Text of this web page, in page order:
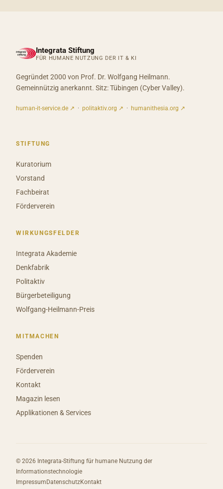
Integrata Stiftung
FÜR HUMANE NUTZUNG DER IT & KI
Gegründet 2000 von Prof. Dr. Wolfgang Heilmann.
Gemeinnützig anerkannt. Sitz: Tübingen (Cyber Valley).
human-it-service.de ↗ · politaktiv.org ↗ · humanithesia.org ↗
STIFTUNG
Kuratorium
Vorstand
Fachbeirat
Förderverein
WIRKUNGSFELDER
Integrata Akademie
Denkfabrik
Politaktiv
Bürgerbeteiligung
Wolfgang-Heilmann-Preis
MITMACHEN
Spenden
Förderverein
Kontakt
Magazin lesen
Applikationen & Services
© 2026 Integrata-Stiftung für humane Nutzung der
Informationstechnologie
ImpressumDatenschutzKontakt